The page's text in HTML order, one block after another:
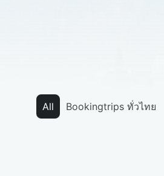
All Bookingtrips ทั่วไทย